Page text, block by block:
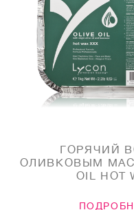
ГОРЯЧИЙ
ОЛИВКОВЫМ
OIL HOT